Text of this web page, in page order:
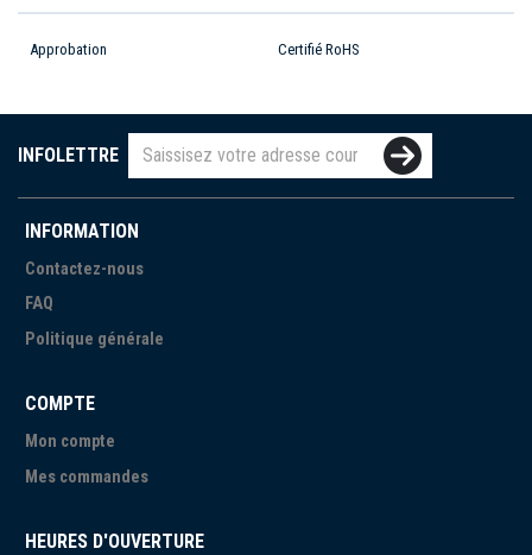
Approbation Certifié RoHS
INFOLETTRE
INFORMATION
Contactez-nous
FAQ
Politique générale
COMPTE
Mon compte
Mes commandes
HEURES D'OUVERTURE